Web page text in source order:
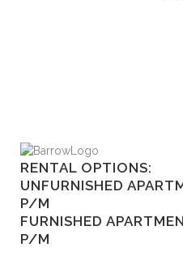
RENTAL OPTIONS:
UNFURNISHED
P/M
FURNISHED
P/M